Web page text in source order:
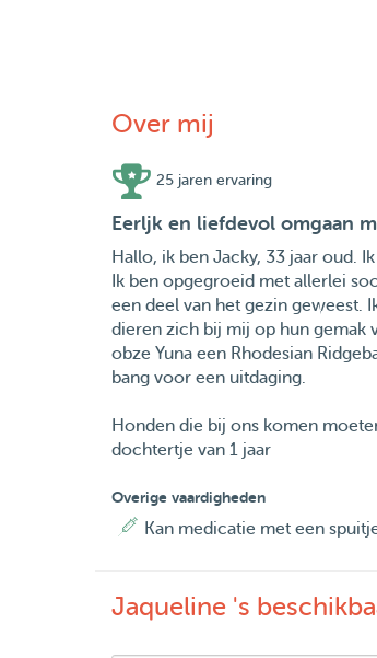
Over mij
25 jaren ervaring
Eerljk en liefdevol omgaan
Hallo, ik ben Jacky, 33 jaar oud.
Ik ben opgegroeid met allerlei
een deel van het gezin geweest.
dieren zich bij mij op hun gemak
obze Yuna een Rhodesian
bang voor een uitdaging.
Honden die bij ons komen
dochtertje van 1 jaar
Overige vaardigheden
Kan medicatie met een
Jaqueline 's